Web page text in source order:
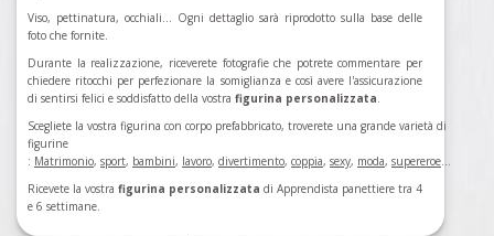
Viso, pettinatura, occhiali... Ogni dettaglio sarà riprodotto sulla base delle
foto che fornite.
Durante la realizzazione, riceverete fotografie che potrete commentare per
chiedere ritocchi per perfezionare la somiglianza e così avere l'assicurazione
di sentirsi felici e soddisfatto della vostra figurina personalizzata.
Scegliete la vostra figurina con corpo prefabbricato, troverete una grande varietà di
figurine
: Matrimonio, sport, bambini, lavoro, divertimento, coppia, sexy, moda, supereroe...
Ricevete la vostra figurina personalizzata di Apprendista panettiere tra 4
e 6 settimane.